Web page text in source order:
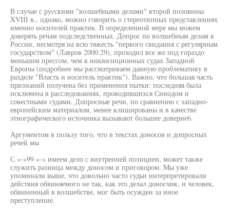
В случае с русскими "волшебными делами" второй половины
XVIII в., однако, можно говорить о стереотипных представлениях
именно носителей практик. В определенной мере мы можем
доверять речам подследственных. Допрос по волшебным делам в
России, несмотря на всю тяжесть "первого свидания с регулярным
государством" (Лавров 2000:29), проходил все же под гораздо
меньшим прессом, чем в инквизиционных судах Западной
Европы (подробнее мы рассматриваем данную проблематику в
разделе "Власть и носитель практик"). Важно, что большая часть
признаний получена без применения пытки: последняя была
исключена в расследованиях, проводившихся Синодом и
совестными судами. Допросные речи, по сравнению с западно-
европейским материалом, менее клишированы и в качестве
этнографического источника вызывают большее доверие6.
Аргументом в пользу того, что в текстах доносов и допросных
речей мы
С »-»99 »-» имеем дело с внутренней позициеи, может также
служить разница между доносом и приговором. Мы уже
упоминали выше, что довольно часто судьи интерпретировали
действия обвиняемого не так, как это делал доносчик, и человек,
обвиненный в волшебстве, мог быть осужден за иное
преступление.